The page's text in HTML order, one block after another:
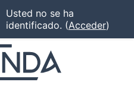
Usted no se ha
identificado. (Acceder)